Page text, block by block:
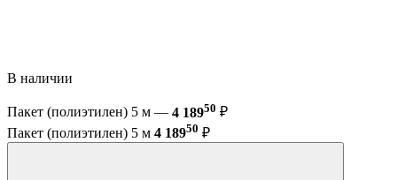
В наличии
Пакет (полиэтилен) 5 м — 4 18950 ₽
Пакет (полиэтилен) 5 м 4 18950 ₽